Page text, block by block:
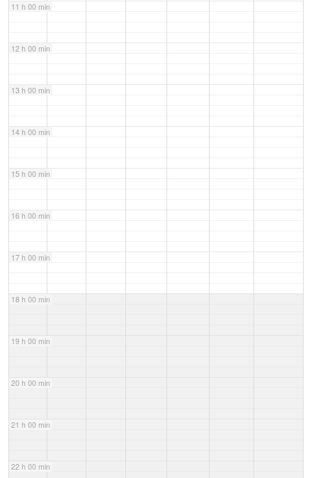
11 h 00 min
12 h 00 min
13 h 00 min
14 h 00 min
15 h 00 min
16 h 00 min
17 h 00 min
18 h 00 min
19 h 00 min
20 h 00 min
21 h 00 min
22 h 00 min